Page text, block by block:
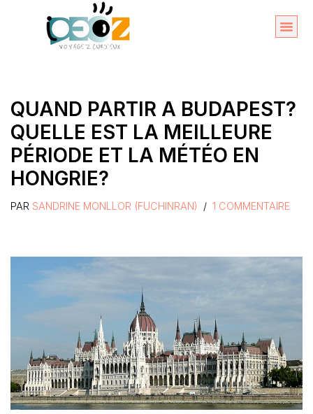
QUAND PARTIR A BUDAPEST?
QUELLE EST LA MEILLEURE
PÉRIODE ET LA MÉTÉO EN
HONGRIE?
PAR SANDRINE MONLLOR (FUCHINRAN) 1 COMMENTAIRE